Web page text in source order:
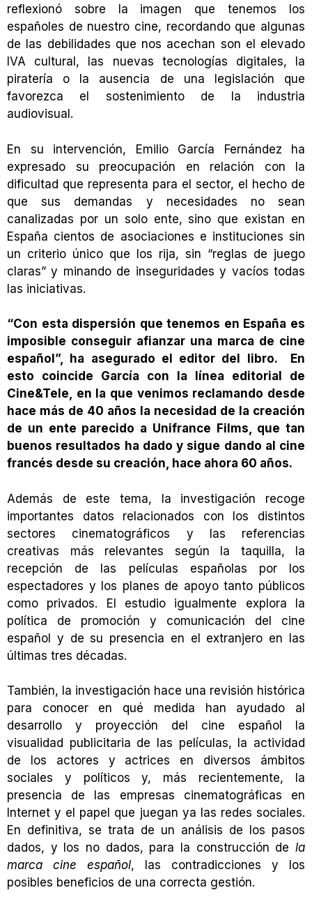
reflexionó sobre la imagen que tenemos los
españoles de nuestro cine, recordando que algunas
de las debilidades que nos acechan son el elevado
IVA cultural, las nuevas tecnologías digitales, la
piratería o la ausencia de una legislación que
favorezca el sostenimiento de la industria
audiovisual.
En su intervención, Emilio García Fernández ha
expresado su preocupación en relación con la
dificultad que representa para el sector, el hecho de
que sus demandas y necesidades no sean
canalizadas por un solo ente, sino que existan en
España cientos de asociaciones e instituciones sin
un criterio único que los rija, sin “reglas de juego
claras” y minando de inseguridades y vacíos todas
las iniciativas.
“Con esta dispersión que tenemos en España es
imposible conseguir afianzar una marca de cine
español”, ha asegurado el editor del libro. En
esto coincide García con la línea editorial de
Cine&Tele, en la que venimos reclamando desde
hace más de 40 años la necesidad de la creación
de un ente parecido a Unifrance Films, que tan
buenos resultados ha dado y sigue dando al cine
francés desde su creación, hace ahora 60 años.
Además de este tema, la investigación recoge
importantes datos relacionados con los distintos
sectores cinematográficos y las referencias
creativas más relevantes según la taquilla, la
recepción de las películas españolas por los
espectadores y los planes de apoyo tanto públicos
como privados. El estudio igualmente explora la
política de promoción y comunicación del cine
español y de su presencia en el extranjero en las
últimas tres décadas.
También, la investigación hace una revisión histórica
para conocer en qué medida han ayudado al
desarrollo y proyección del cine español la
visualidad publicitaria de las películas, la actividad
de los actores y actrices en diversos ámbitos
sociales y políticos y, más recientemente, la
presencia de las empresas cinematográficas en
Internet y el papel que juegan ya las redes sociales.
En definitiva, se trata de un análisis de los pasos
dados, y los no dados, para la construcción de la
marca cine español, las contradicciones y los
posibles beneficios de una correcta gestión.